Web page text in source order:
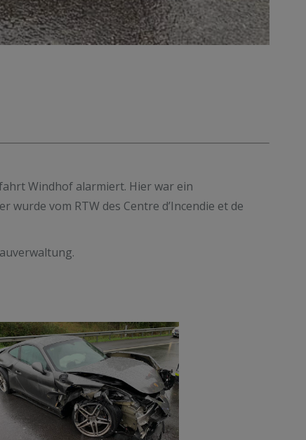
Windhof alarmiert. Hier war ein
vom RTW des Centre d’Incendie et de